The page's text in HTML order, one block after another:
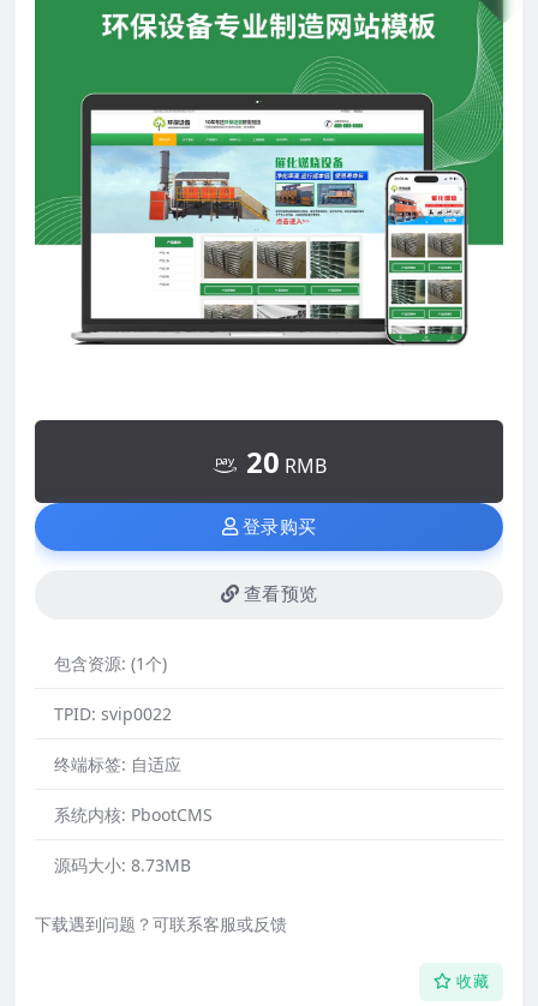
20 RMB
登录购买
查看预览
包含资源: (1个)
TPID: svip0022
终端标签: 自适应
系统内核: PbootCMS
源码大小: 8.73MB
下载遇到问题？可联系客服或反馈
收藏